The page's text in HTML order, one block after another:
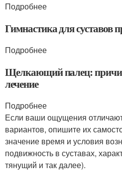
Подробнее
Гимнастика для суставов
Подробнее
Щелкающий палец:
лечение
Подробнее
Если ваши ощущения
вариантов, опишите их
значение время и условия
подвижность в суставах,
тянущий и так далее).